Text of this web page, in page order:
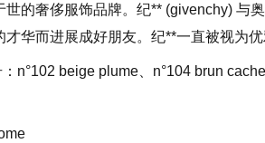
世的奢侈服饰品牌。纪** (givenchy) 与
才华而进展成好朋友。纪**一直被视为优
n°102 beige plume、n°104 brun